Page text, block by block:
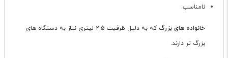
نامناسب:
خانواده های بزرگ
که به دلیل ظرفیت 2.5 لیتری نیاز به دستگاه های
بزرگ تر دارند.